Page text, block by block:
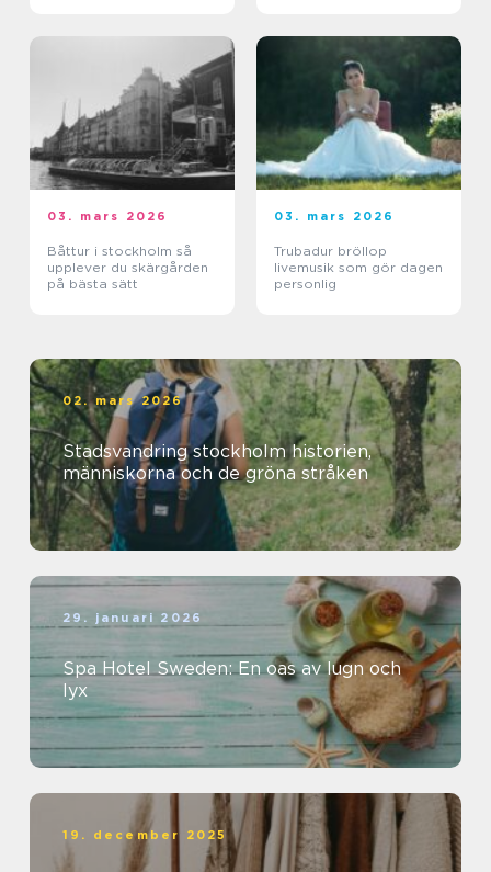
03. mars 2026
Båttur i stockholm så
upplever du skärgården
på bästa sätt
03. mars 2026
Trubadur bröllop
livemusik som gör dagen
personlig
02. mars 2026
Stadsvandring stockholm historien,
människorna och de gröna stråken
29. januari 2026
Spa Hotel Sweden: En oas av lugn och
lyx
19. december 2025